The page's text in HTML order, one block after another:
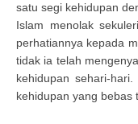
satu segi kehidupan
Islam menolak
perhatiannya kepada
tidak ia telah
kehidupan sehari-
kehidupan yang bebas